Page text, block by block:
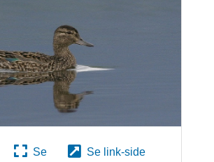
Se
Se link-side